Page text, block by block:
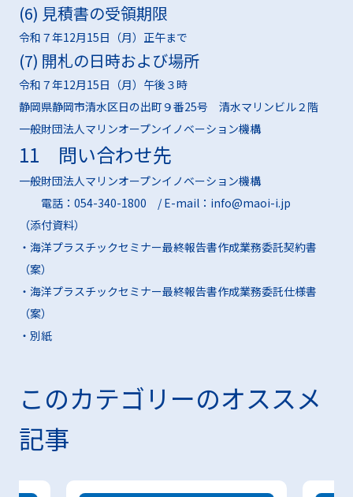
(6) 見積書の受領期限
令和７年12月15日（月）正午まで
(7) 開札の日時および場所
令和７年12月15日（月）午後３時
静岡県静岡市清水区日の出町９番25号 清水マリンビル２階
一般財団法人マリンオープンイノベーション機構
11 問い合わせ先
一般財団法人マリンオープンイノベーション機構
電話：054-340-1800 / E-mail：info@maoi-i.jp
（添付資料）
・海洋プラスチックセミナー最終報告書作成業務委託契約書
（案）
・海洋プラスチックセミナー最終報告書作成業務委託仕様書
（案）
・別紙
このカテゴリーのオススメ
記事